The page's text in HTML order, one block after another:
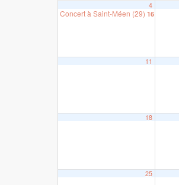
4
Concert à Saint-Méen (29) 16 h 00 min
11
18
25